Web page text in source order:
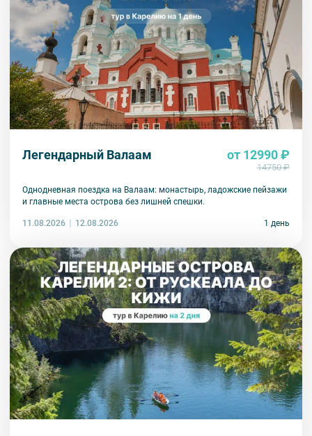
Легендарный Валаам от 12990 ₽
14750 ₽
Однодневная поездка на Валаам: монастырь, ладожские пейзажи
и главные места острова без лишней спешки.
11.08.2026 12.08.2026 1 день